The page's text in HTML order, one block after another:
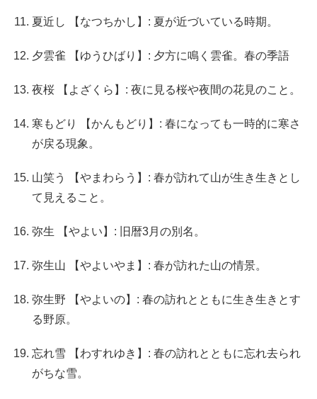
夏近し 【なつちかし】: 夏が近づいている時期。
夕雲雀 【ゆうひばり】: 夕方に鳴く雲雀。春の季語
夜桜 【よざくら】: 夜に見る桜や夜間の花見のこと。
寒もどり 【かんもどり】: 春になっても一時的に寒さ
が戻る現象。
山笑う 【やまわらう】: 春が訪れて山が生き生きとし
て見えること。
弥生 【やよい】: 旧暦3月の別名。
弥生山 【やよいやま】: 春が訪れた山の情景。
弥生野 【やよいの】: 春の訪れとともに生き生きとす
る野原。
忘れ雪 【わすれゆき】: 春の訪れとともに忘れ去られ
がちな雪。